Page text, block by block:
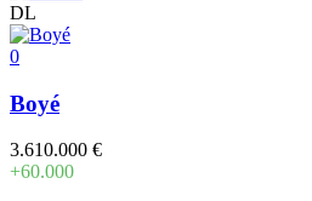
DL
0
Boyé
3.610.000 €
+60.000